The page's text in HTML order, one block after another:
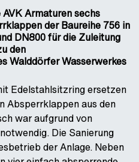
Armaturen sechs
der Baureihe 756 in
DN800 für die Zuleitung
den
Walddörfer Wasserwerkes
Edelstahlsitzring ersetzen
Absperrklappen aus den
war aufgrund von
Die Sanierung
der Anlage. Neben